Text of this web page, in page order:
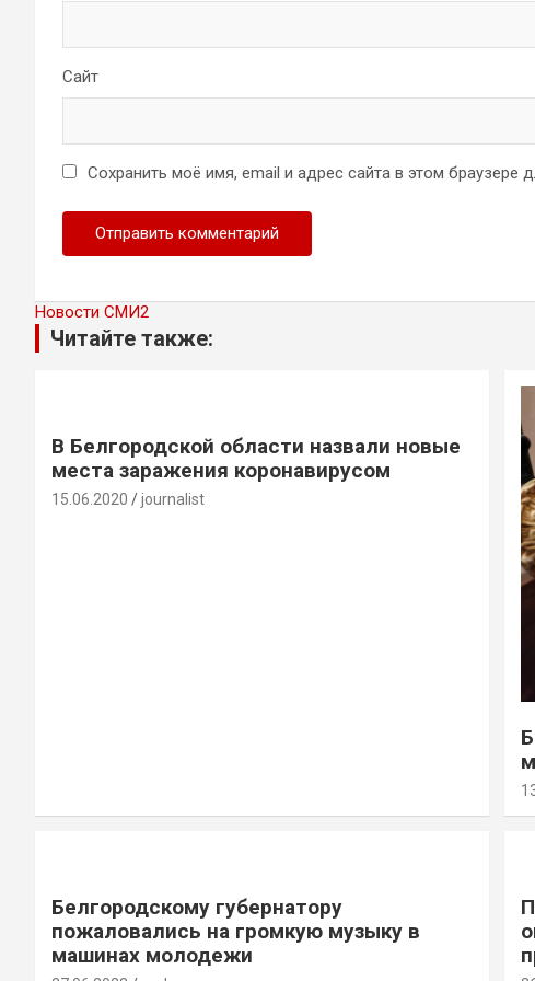
Сайт
Сохранить моё имя, email и адрес сайта в этом
Новости СМИ2
Читайте также:
В Белгородской области назвали новые
места заражения коронавирусом
15.06.2020 journalist
Белгородскому губернатору
пожаловались на громкую музыку в
машинах молодежи